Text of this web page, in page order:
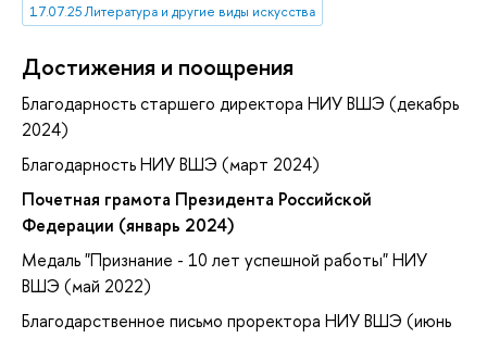
17.07.25 Литература и другие виды искусства
Достижения и поощрения
Благодарность старшего директора НИУ ВШЭ (декабрь
2024)
Благодарность НИУ ВШЭ (март 2024)
Почетная грамота Президента Российской
Федерации (январь 2024)
Медаль "Признание - 10 лет успешной работы" НИУ
ВШЭ (май 2022)
Благодарственное письмо проректора НИУ ВШЭ (июнь